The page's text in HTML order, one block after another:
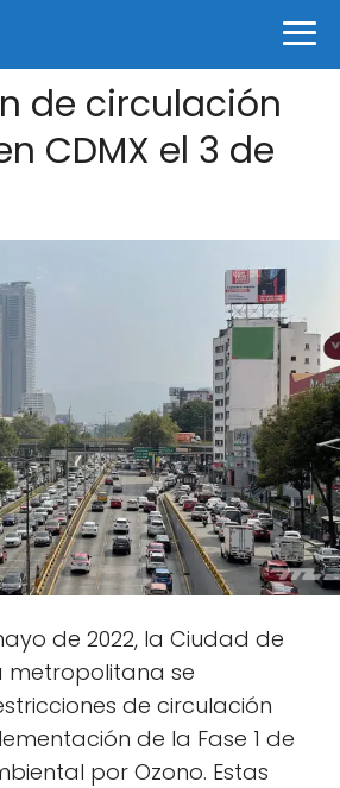
de circulación
CDMX el 3 de
de 2022, la Ciudad de
metropolitana se
de circulación
de la Fase 1 de
por Ozono. Estas